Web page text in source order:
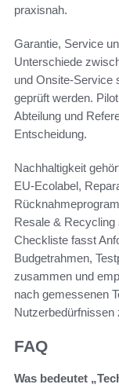
praxisnah.
Garantie, Service
Unterschiede
und Onsite-Service
geprüft werden.
Abteilung und
Entscheidung.
Nachhaltigkeit
EU-Ecolabel,
Resale & Recycling
Checkliste fasst
Budgetrahmen,
zusammen und
nach gemessenen
Nutzerbedürfnissen
FAQ
Was bedeutet